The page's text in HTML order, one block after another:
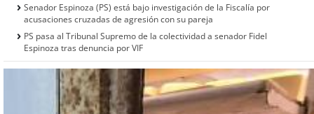
Senador Espinoza (PS) está bajo investigación de la Fiscalía por
acusaciones cruzadas de agresión con su pareja
PS pasa al Tribunal Supremo de la colectividad a senador Fidel
Espinoza tras denuncia por VIF